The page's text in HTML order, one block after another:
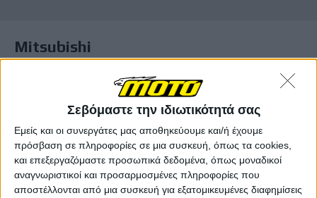
Σεβόμαστε την ιδιωτικότητά σας
Εμείς και οι συνεργάτες μας αποθηκεύουμε και/ή έχουμε
πρόσβαση σε πληροφορίες σε μια συσκευή, όπως τα cookies,
και επεξεργαζόμαστε προσωπικά δεδομένα, όπως μοναδικοί
αναγνωριστικοί και προσαρμοσμένες πληροφορίες που
αποστέλλονται από μια συσκευή για εξατομικευμένες διαφημίσεις
Mitsubishi